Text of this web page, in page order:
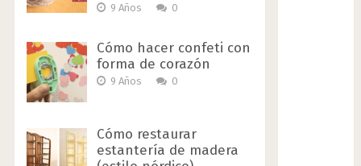
9 Años 0
Cómo hacer confeti con
forma de corazón
9 Años 0
Cómo restaurar
estantería de madera